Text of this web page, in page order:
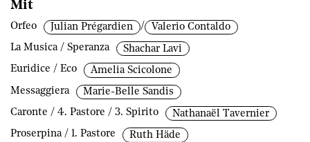
Mit
Orfeo Julian Prégardien /
Valerio Contaldo
La Musica / Speranza
Shachar Lavi
Euridice / Eco
Amelia Scicolone
Messaggiera
Marie-Belle Sandis
Caronte / 4. Pastore / 3. Spirito
Nathanaël Tavernier
Proserpina / 1. Pastore
Ruth Häde